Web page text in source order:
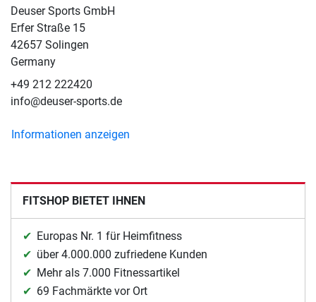
Deuser Sports GmbH
Erfer Straße 15
42657 Solingen
Germany
+49 212 222420
info@deuser-sports.de
Informationen anzeigen
FITSHOP BIETET IHNEN
Europas Nr. 1 für Heimfitness
über 4.000.000 zufriedene Kunden
Mehr als 7.000 Fitnessartikel
69 Fachmärkte vor Ort